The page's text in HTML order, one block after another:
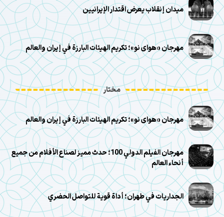
ميدان إنقلاب يعرض اقتدار الإيرانيين
مهرجان «هوای نو»؛ تكريم الهيئات البارزة في إيران والعالم
مختار
مهرجان «هوای نو»؛ تكريم الهيئات البارزة في إيران والعالم
مهرجان الفيلم الدولي 100؛ حدث مميز لصناع الأفلام من جميع
أنحاء العالم
الجداريات في طهران؛ أداة قوية للتواصل الحضري